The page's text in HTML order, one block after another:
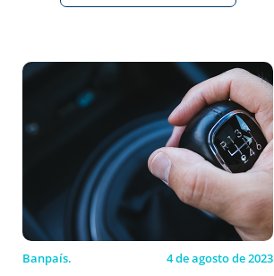
Banpaís. 4 de agosto de 2023